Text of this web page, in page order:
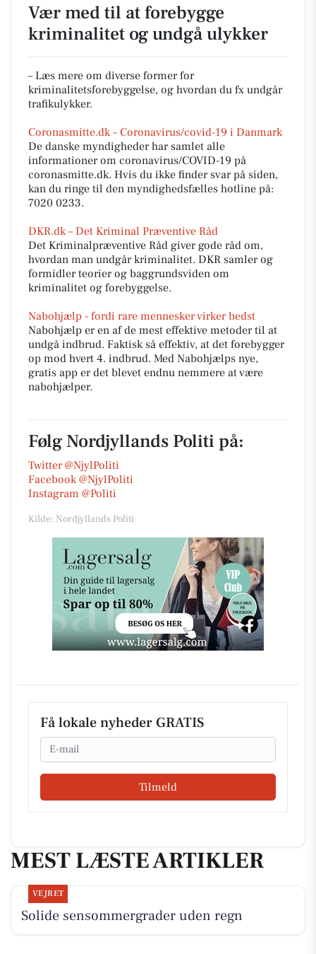
Vær med til at forebygge
kriminalitet og undgå ulykker
– Læs mere om diverse former for
kriminalitetsforebyggelse, og hvordan du fx undgår
trafikulykker.
Coronasmitte.dk – Coronavirus/covid-19 i Danmark
De danske myndigheder har samlet alle
informationer om coronavirus/COVID-19 på
coronasmitte.dk. Hvis du ikke finder svar på siden,
kan du ringe til den myndighedsfælles hotline på:
7020 0233.
DKR.dk – Det Kriminal Præventive Råd
Det Kriminalpræventive Råd giver gode råd om,
hvordan man undgår kriminalitet. DKR samler og
formidler teorier og baggrundsviden om
kriminalitet og forebyggelse.
Nabohjælp - fordi rare mennesker virker bedst
Nabohjælp er en af de mest effektive metoder til at
undgå indbrud. Faktisk så effektiv, at det forebygger
op mod hvert 4. indbrud. Med Nabohjælps nye,
gratis app er det blevet endnu nemmere at være
nabohjælper.
Følg Nordjyllands Politi på:
Twitter @NjylPoliti
Facebook @NjylPoliti
Instagram @Politi
Kilde: Nordjyllands Politi
Få lokale nyheder GRATIS
Email
Tilmeld
MEST LÆSTE ARTIKLER
VEJRET
Solide sensommergrader uden regn